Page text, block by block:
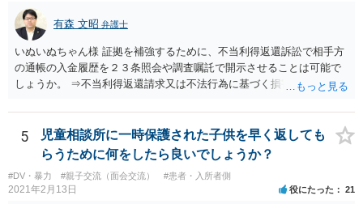
有森 文昭 弁護士
いぬいぬちゃん様 証拠を補強するために、不当利得返還訴訟で相手方
の通帳の入金履歴を２３条照会や調査嘱託で開示させることは可能で
しょうか。 ⇒不当利得返還請求又は不法行為に基づく損害賠償請求の
等を行うことは十分考えられます。もっとも、網羅的な探索的調査と
なることを裁判所は忌避しますので、具体的な期間等を特定して行う
必要があります。 不正引き出しと入金の金額と日付がすべて一致して
いた場合勝訴の確率はどのくらいでしょうか。 ⇒誠に恐縮ですが、勝
訴の確率をこの場でお伝えすることはできませんので、個別に依頼し
た弁護士にご相談いただき、ご質問ください。 一般的な回答となり恐
5
児童相談所に一時保護された子供を早く返しても
らうために何をしたら良いでしょうか？
#DV・暴力 #親子交流（面会交流） #患者・入所者側
2021年2月13日 役にたった 21